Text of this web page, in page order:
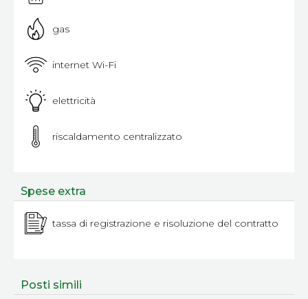
gas
internet Wi-Fi
elettricità
riscaldamento centralizzato
Spese extra
tassa di registrazione e risoluzione del contratto
Posti simili